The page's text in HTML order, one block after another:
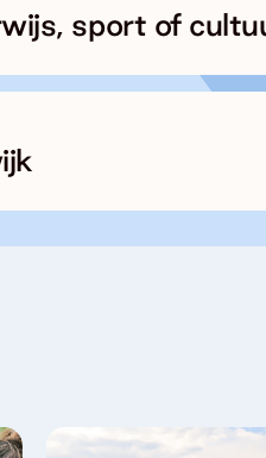
sport of